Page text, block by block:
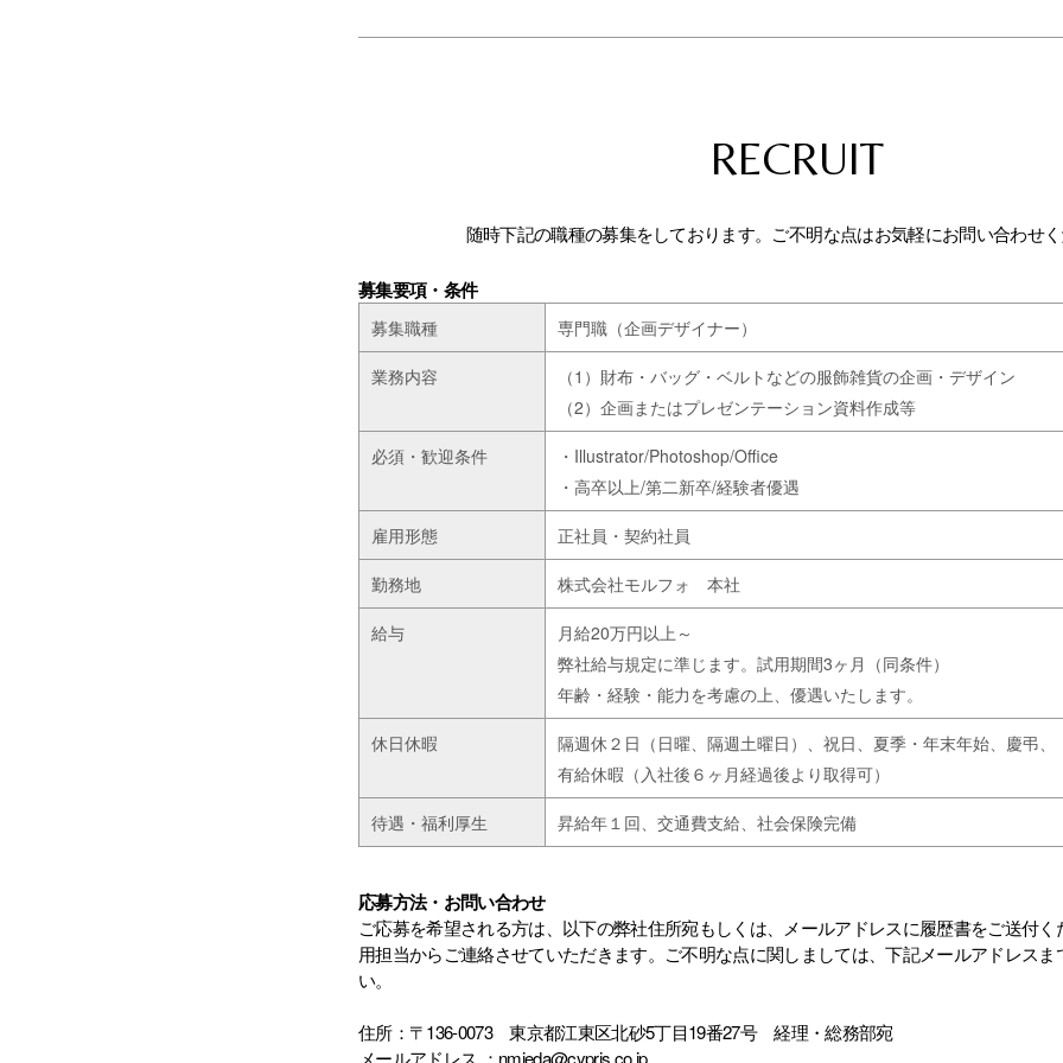
RECRUIT
随時下記の職種の募集をしております。ご不明な点はお気軽にお問い合わせ
募集要項・条件
募集職種 専門職（企画デザイナー）
業務内容
（1）財布・バッグ・ベルトなどの服飾雑貨の企画・デザイン
（2）企画またはプレゼンテーション資料作成等
必須・歓迎条件
・Illustrator/Photoshop/Office
・高卒以上/第二新卒/経験者優遇
雇用形態 正社員・契約社員
勤務地 株式会社モルフォ 本社
給与
月給20万円以上～
弊社給与規定に準じます。試用期間3ヶ月（同条件）
年齢・経験・能力を考慮の上、優遇いたします。
休日休暇
隔週休２日（日曜、隔週土曜日）、祝日、夏季・年末年始、慶弔、
有給休暇（入社後６ヶ月経過後より取得可）
待遇・福利厚生 昇給年１回、交通費支給、社会保険完備
応募方法・お問い合わせ
ご応募を希望される方は、以下の弊社住所宛もしくは、メールアドレスに履歴書をご送付
用担当からご連絡させていただきます。ご不明な点に関しましては、下記メールアドレス
い。
住所：〒136-0073 東京都江東区北砂5丁目19番27号 経理・総務部宛
メールアドレス ：nmieda@cypris.co.jp